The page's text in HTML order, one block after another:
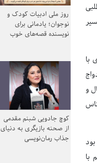
با
و
با
روز ملی ادبیات کودک و
نوجوان؛ یادمانی برای
نویسنده قصه‌های خوب
کوچ جادویی شبنم مقدمی
از صحنه بازیگری به دنیای
جذاب رمان‌نویسی